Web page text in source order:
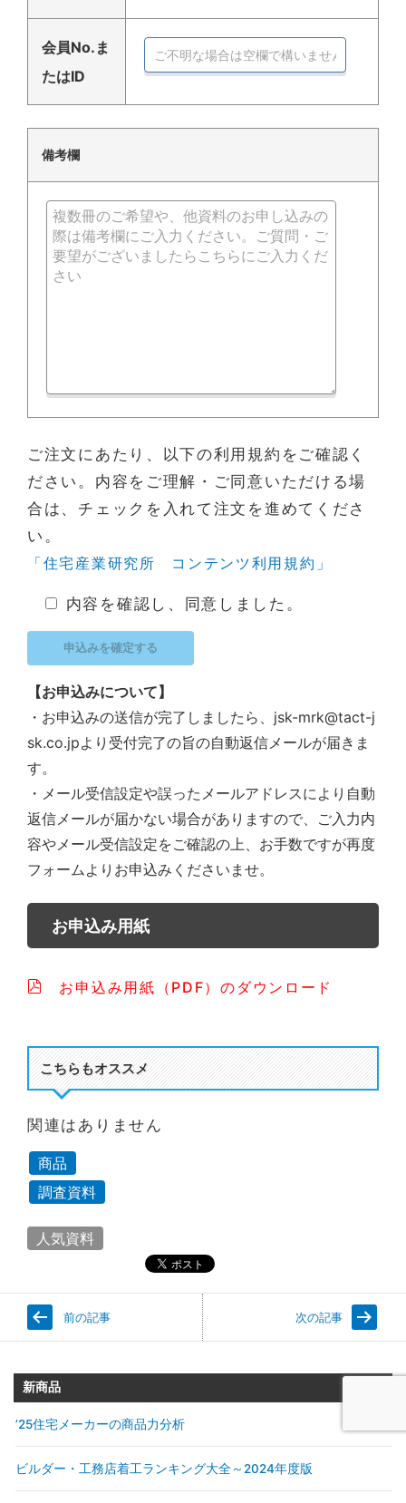
会員No.ま
たはID
備考欄
ご注文にあたり、以下の利用規約をご確認く
ださい。内容をご理解・ご同意いただける場
合は、チェックを入れて注文を進めてくださ
い。
「住宅産業研究所 コンテンツ利用規約」
内容を確認し、同意しました。
【お申込みについて】
・お申込みの送信が完了しましたら、jsk-mrk@tact-j
sk.co.jpより受付完了の旨の自動返信メールが届きま
す。
・メール受信設定や誤ったメールアドレスにより自動
返信メールが届かない場合がありますので、ご入力内
容やメール受信設定をご確認の上、お手数ですが再度
フォームよりお申込みくださいませ。
お申込み用紙
お申込み用紙（PDF）のダウンロード
こちらもオススメ
関連はありません
商品
調査資料
人気資料
前の記事 次の記事
新商品
’25住宅メーカーの商品力分析
ビルダー・工務店着工ランキング大全～2024年度版